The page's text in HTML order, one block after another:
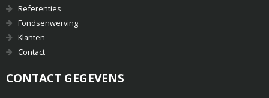
Referenties
Fondsenwerving
Klanten
Contact
CONTACT GEGEVENS